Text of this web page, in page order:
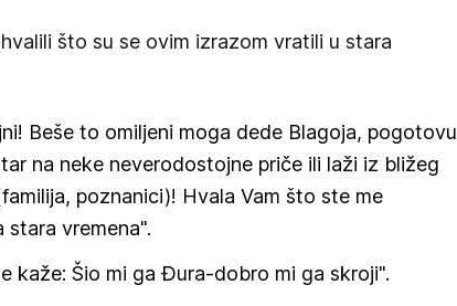
što su se ovim izrazom vratili u stara
Beše to omiljeni moga dede Blagoja, pogotovu
na neke neverodostojne priče ili laži iz bližeg
poznanici)! Hvala Vam što ste me
stara vremena".
kaže: Šio mi ga Đura-dobro mi ga skroji".